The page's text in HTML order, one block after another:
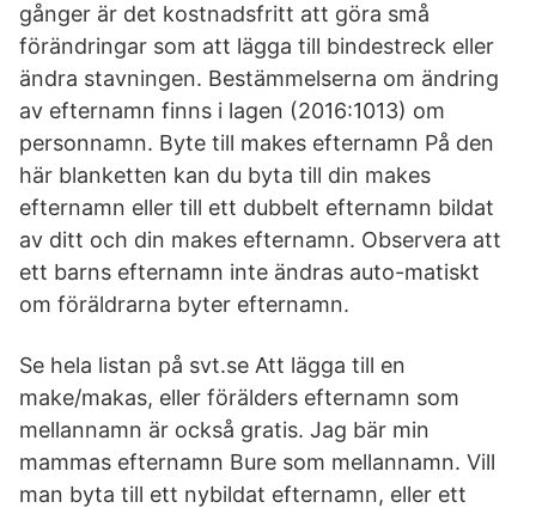
gånger är det kostnadsfritt att göra små
förändringar som att lägga till bindestreck eller
ändra stavningen. Bestämmelserna om ändring
av efternamn finns i lagen (2016:1013) om
personnamn. Byte till makes efternamn På den
här blanketten kan du byta till din makes
efternamn eller till ett dubbelt efternamn bildat
av ditt och din makes efternamn. Observera att
ett barns efternamn inte ändras auto-matiskt
om föräldrarna byter efternamn.
Se hela listan på svt.se Att lägga till en
make/makas, eller förälders efternamn som
mellannamn är också gratis. Jag bär min
mammas efternamn Bure som mellannamn. Vill
man byta till ett nybildat efternamn, eller ett